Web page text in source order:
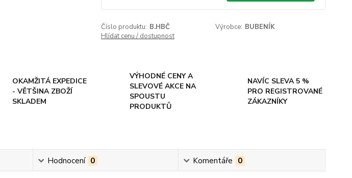
Číslo produktu: B.HBČ Výrobce: BUBENÍK
Hlídat cenu / dostupnost
OKAMŽITÁ EXPEDICE
- VĚTŠINA ZBOŽÍ
SKLADEM
VÝHODNÉ CENY A
SLEVOVÉ AKCE NA
SPOUSTU
PRODUKTŮ
NAVÍC SLEVA 5 %
PRO REGISTROVANÉ
ZÁKAZNÍKY
Hodnocení 0 Komentáře 0